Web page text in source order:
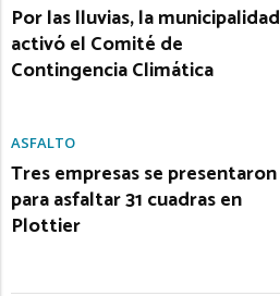
Por las lluvias, la municipalidad
activó el Comité de
Contingencia Climática
ASFALTO
Tres empresas se presentaron
para asfaltar 31 cuadras en
Plottier